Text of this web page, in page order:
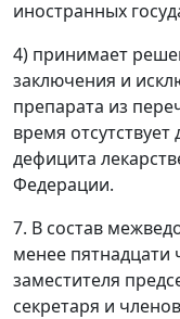
иностранных
4) принимает
заключения и
препарата из
время
дефицита
Федерации.
7. В состав
менее пятнадцати
заместителя
секретаря и